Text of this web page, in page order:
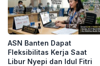
ASN Banten Dapat
Fleksibilitas Kerja Saat
Libur Nyepi dan Idul Fitri